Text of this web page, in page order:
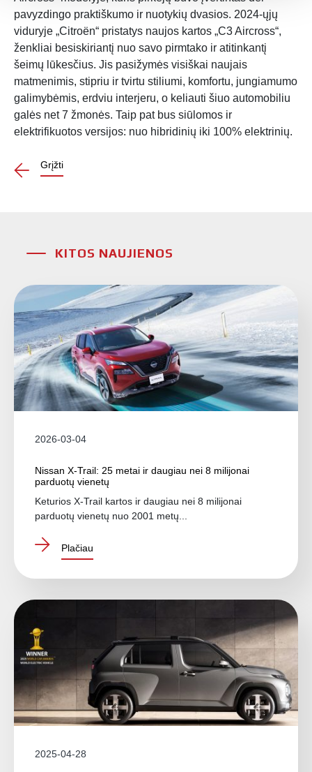
pavyzdingo praktiškumo ir nuotykių dvasios. 2024-ųjų
viduryje „Citroën“ pristatys naujos kartos „C3 Aircross“,
ženkliai besiskiriantį nuo savo pirmtako ir atitinkantį
šeimų lūkesčius. Jis pasižymės visiškai naujais
matmenimis, stipriu ir tvirtu stiliumi, komfortu, jungiamumo
galimybėmis, erdviu interjeru, o keliauti šiuo automobiliu
galės net 7 žmonės. Taip pat bus siūlomos ir
elektrifikuotos versijos: nuo hibridinių iki 100% elektrinių.
Grįžti
KITOS NAUJIENOS
2026-03-04
Nissan X-Trail: 25 metai ir daugiau nei 8 milijonai
parduotų vienetų
Keturios X-Trail kartos ir daugiau nei 8 milijonai
parduotų vienetų nuo 2001 metų...
Plačiau
2025-04-28